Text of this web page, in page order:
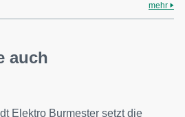
mehr
auch
Elektro Burmester setzt die